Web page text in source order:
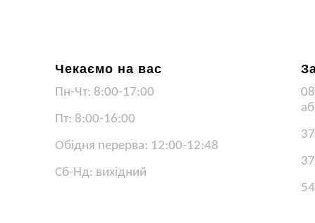
Чекаємо на вас
Пн-Чт: 8:00-17:00
Пт: 8:00-16:00
Обідня перерва: 12:00-12:48
Сб-Нд: вихідний